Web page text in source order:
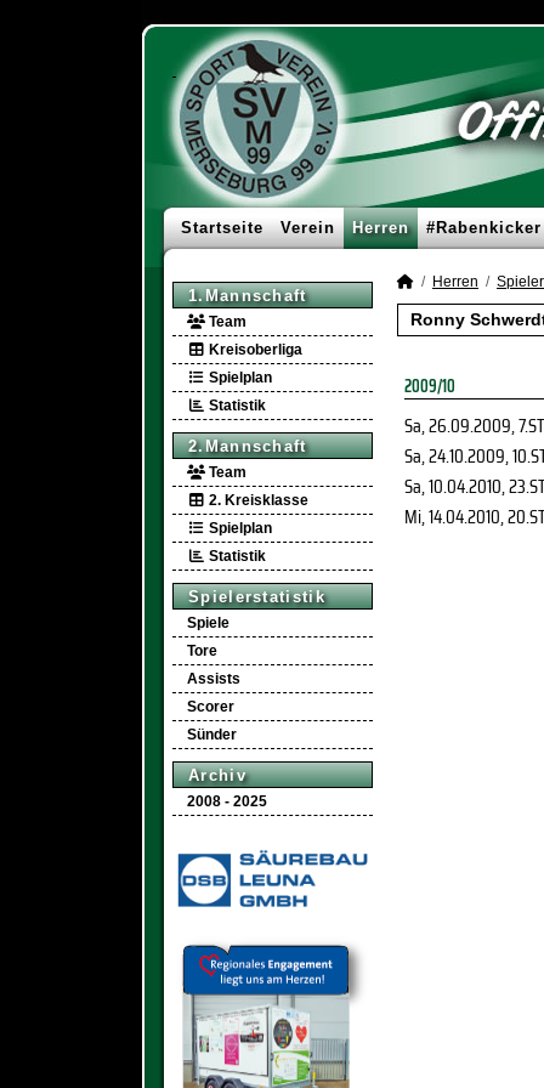
Startseite Verein Herren #Rabenkicker
1.Mannschaft
Team
Kreisoberliga
Spielplan
Statistik
2.Mannschaft
Team
2. Kreisklasse
Spielplan
Statistik
Spielerstatistik
Spiele
Tore
Assists
Scorer
Sünder
Archiv
2008 - 2025
Herren
Ronny
2009/10
Sa, 26.09.2009, 7.ST
Sa, 24.10.2009,
Sa, 10.04.2010,
Mi, 14.04.2010,